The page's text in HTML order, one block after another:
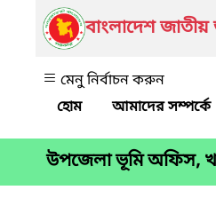
বাংলাদেশ জাতীয়
মেনু নির্বাচন করুন
আমাদের সম্পর্কে
উপজেলা ভূমি অফিস,